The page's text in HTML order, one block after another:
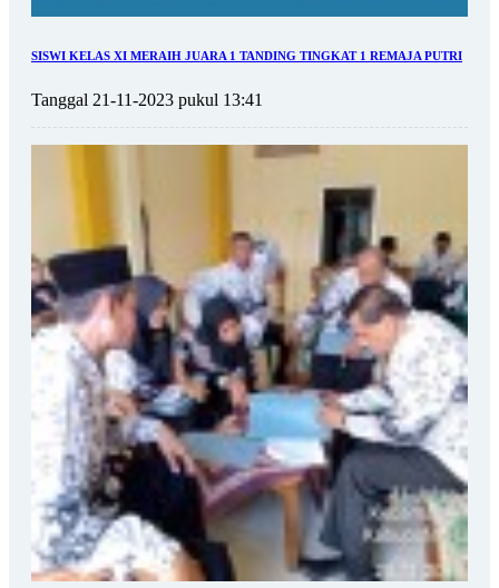
SISWI KELAS XI MERAIH JUARA 1 TANDING TINGKAT 1 REMAJA PUTRI
Tanggal 21-11-2023 pukul 13:41